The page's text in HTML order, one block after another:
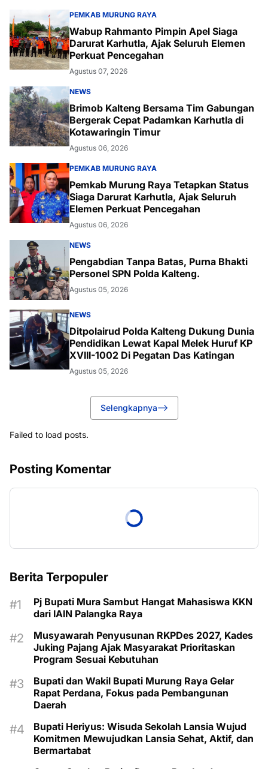
PEMKAB MURUNG RAYA
Wabup Rahmanto Pimpin Apel Siaga
Darurat Karhutla, Ajak Seluruh Elemen
Perkuat Pencegahan
Agustus 07, 2026
NEWS
Brimob Kalteng Bersama Tim Gabungan
Bergerak Cepat Padamkan Karhutla di
Kotawaringin Timur
Agustus 06, 2026
PEMKAB MURUNG RAYA
Pemkab Murung Raya Tetapkan Status
Siaga Darurat Karhutla, Ajak Seluruh
Elemen Perkuat Pencegahan
Agustus 06, 2026
NEWS
Pengabdian Tanpa Batas, Purna Bhakti
Personel SPN Polda Kalteng.
Agustus 05, 2026
NEWS
Ditpolairud Polda Kalteng Dukung Dunia
Pendidikan Lewat Kapal Melek Huruf KP
XVIII-1002 Di Pegatan Das Katingan
Agustus 05, 2026
Selengkapnya
Failed to load posts.
Posting Komentar
Berita Terpopuler
Pj Bupati Mura Sambut Hangat Mahasiswa KKN
dari IAIN Palangka Raya
Musyawarah Penyusunan RKPDes 2027, Kades
Juking Pajang Ajak Masyarakat Prioritaskan
Program Sesuai Kebutuhan
Bupati dan Wakil Bupati Murung Raya Gelar
Rapat Perdana, Fokus pada Pembangunan
Daerah
Bupati Heriyus: Wisuda Sekolah Lansia Wujud
Komitmen Mewujudkan Lansia Sehat, Aktif, dan
Bermartabat